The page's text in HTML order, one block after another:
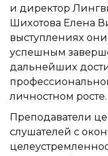
и директор
Шихотова Елена
выступлениях
успешным
дальнейших
личностном росте.
Преподаватели
слушателей с